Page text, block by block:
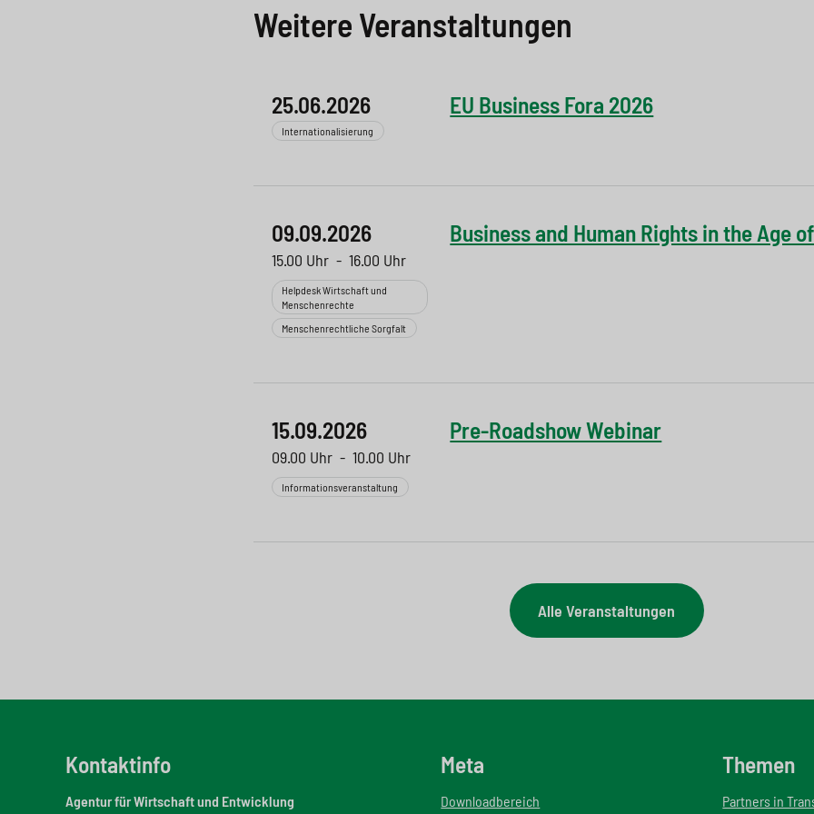
Weitere Veranstaltungen
25.06.2026
Internationalisierung
EU Business Fora 2026
09.09.2026
15.00 Uhr- 16.00 Uhr
Helpdesk Wirtschaft und
Menschenrechte
Menschenrechtliche Sorgfalt
Business and Human Rights in the Age
15.09.2026
09.00 Uhr- 10.00 Uhr
Informationsveranstaltung
Pre-Roadshow Webinar
Alle Veranstaltungen
Kontaktinfo
Agentur für Wirtschaft und Entwicklung
Meta
Downloadbereich
Themen
Partners in